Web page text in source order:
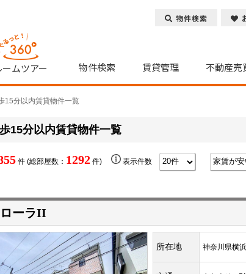
物件検索
ムツアー 物件検索 賃貸管理 不動産売
15分以内賃貸物件一覧
15分以内賃貸物件一覧
件 (総部屋数： 1292 件) 表示件数
ーラII
所在地 神奈川県横